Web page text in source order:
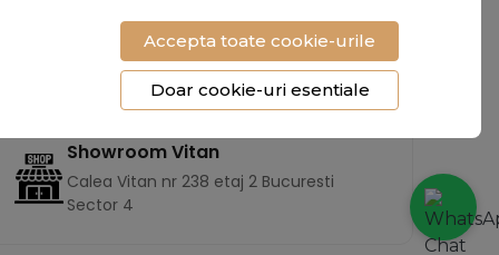
Accepta toate cookie-urile
Doar cookie-uri esentiale
- Mihaela T.
Showroom Vitan
Calea Vitan nr 238 etaj 2 Bucuresti
Sector 4